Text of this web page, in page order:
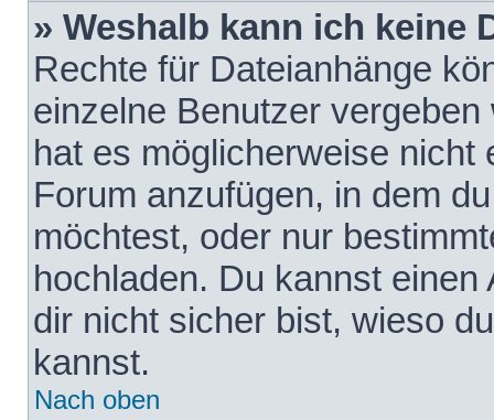
» Weshalb kann ich keine
Rechte für Dateianhänge
einzelne Benutzer
hat es möglicherweise nicht
Forum anzufügen, in dem
möchtest, oder nur
hochladen. Du kannst
dir nicht sicher bist, wieso
kannst.
Nach oben